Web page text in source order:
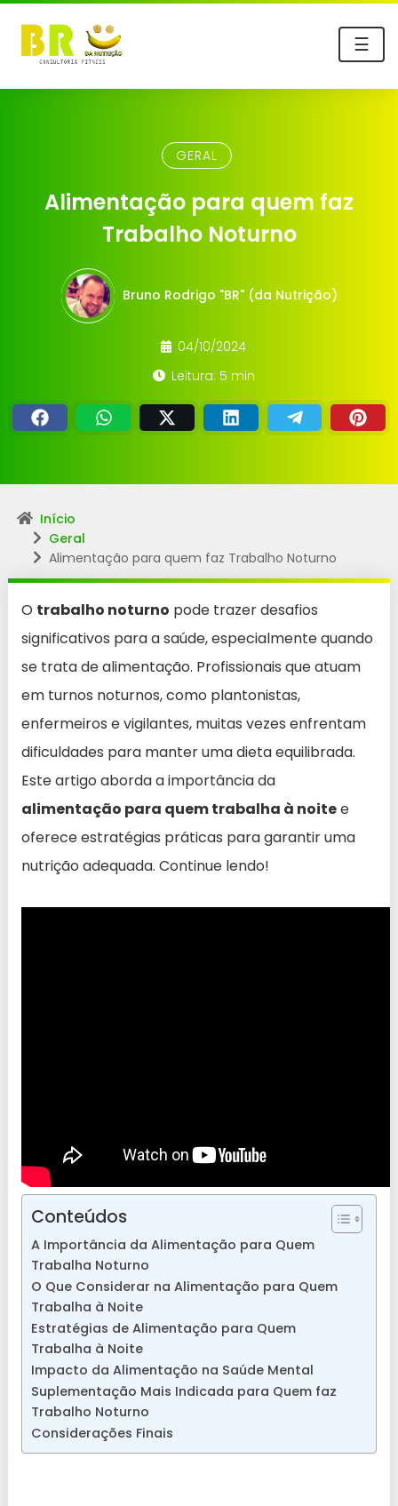
☰
GERAL
Alimentação para quem faz
Trabalho Noturno
Bruno Rodrigo "BR" (da Nutrição)
04/10/2024
Leitura: 5 min
Início
Geral
Alimentação para quem faz Trabalho Noturno
O trabalho noturno pode trazer desafios
significativos para a saúde, especialmente quando
se trata de alimentação. Profissionais que atuam
em turnos noturnos, como plantonistas,
enfermeiros e vigilantes, muitas vezes enfrentam
dificuldades para manter uma dieta equilibrada.
Este artigo aborda a importância da
alimentação para quem trabalha à noitee
oferece estratégias práticas para garantir uma
nutrição adequada. Continue lendo!
Conteúdos
A Importância da Alimentação para Quem
Trabalha Noturno
O Que Considerar na Alimentação para Quem
Trabalha à Noite
Estratégias de Alimentação para Quem
Trabalha à Noite
Impacto da Alimentação na Saúde Mental
Suplementação Mais Indicada para Quem faz
Trabalho Noturno
Considerações Finais